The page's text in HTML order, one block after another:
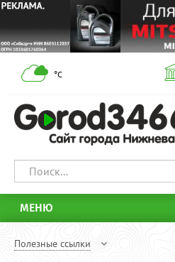
°С
МЕНЮ
Полезные ссылки